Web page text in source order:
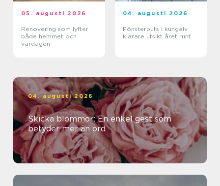
05. augusti 2026
Renovering som lyfter
både hemmet och
vardagen
04. augusti 2026
Fönsterputs i kungälv
klarare utsikt året runt
04. augusti 2026
Skicka blommor: En enkel gest som
betyder mer än ord